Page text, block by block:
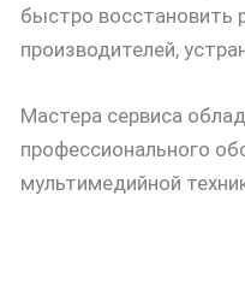
быстро восстановить
производителей,
Мастера сервиса
профессионального
мультимедийной